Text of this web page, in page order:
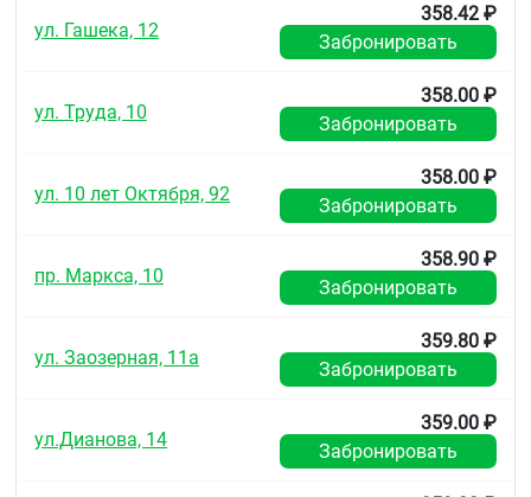
ул. Гашека, 12
358.42 ₽
Забронировать
ул. Труда, 10
358.00 ₽
Забронировать
ул. 10 лет Октября, 92
358.00 ₽
Забронировать
пр. Маркса, 10
358.90 ₽
Забронировать
ул. Заозерная, 11а
359.80 ₽
Забронировать
ул.Дианова, 14
359.00 ₽
Забронировать